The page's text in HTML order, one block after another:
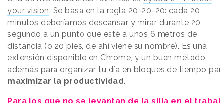
your vision. Se basa en la regla 20-20-20: cada 20
minutos deberíamos descansar y mirar durante 20
segundo a un punto que esté a unos 6 metros de
distancia (o 20 pies, de ahí viene su nombre). Es una
extensión disponible en Chrome, y un buen método
además para organizar tu día en bloques de tiempo
maximizar la productividad.
Para los que no se levantan de la silla en el